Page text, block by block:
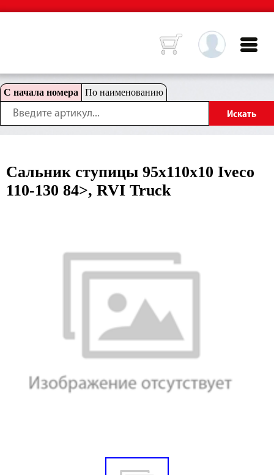
С начала номера По наименованию
Сальник ступицы 95x110x10 Iveco
110-130 84>, RVI Truck